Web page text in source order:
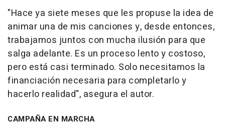
"Hace ya siete meses que les propuse la idea de
animar una de mis canciones y, desde entonces,
trabajamos juntos con mucha ilusión para que
salga adelante. Es un proceso lento y costoso,
pero está casi terminado. Solo necesitamos la
financiación necesaria para completarlo y
hacerlo realidad", asegura el autor.
CAMPAÑA EN MARCHA